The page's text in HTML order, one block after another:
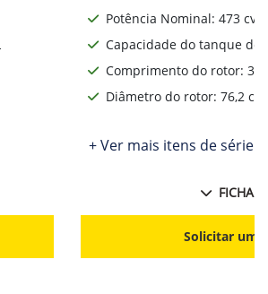
Potência Nominal: 473 cv
Capacidade do tanque de
Comprimento do rotor:
Diâmetro do rotor: 76,2 cm
+ Ver mais itens de série
FICHA
Solicitar